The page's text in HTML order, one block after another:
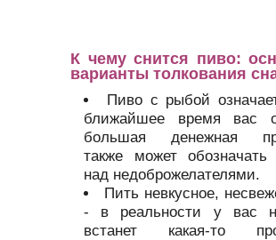
К чему снится пиво:
варианты толкования
Пиво с рыбой
ближайшее время вас
большая денежная
также может обозначать
над недоброжелателями.
Пить невкусное,
- в реальности у вас
встанет какая-то